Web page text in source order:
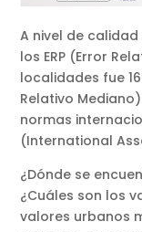
A nivel de
los ERP (Error
localidades fue
Relativo
normas
(International
¿Dónde se
¿Cuáles son los
valores urbanos